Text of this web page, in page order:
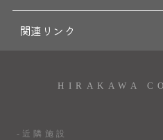
関連リンク
HIRAKAWA
-近隣施設